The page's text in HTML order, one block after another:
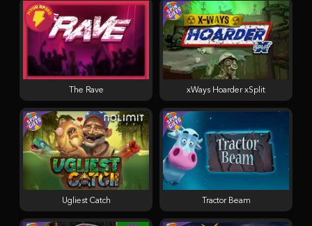
Tractor Beam
xWays Hoarder xSplit
Ugliest Catch
The Rave